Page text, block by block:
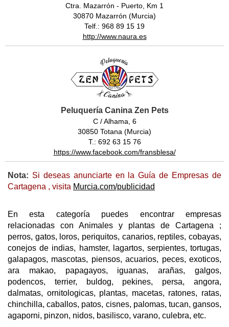
Ctra. Mazarrón - Puerto, Km 1
30870 Mazarrón (Murcia)
Telf.: 968 89 15 19
http://www.naura.es
Peluquería Canina Zen Pets
C / Alhama, 6
30850 Totana (Murcia)
T.: 692 63 15 76
https://www.facebook.com/fransblesa/
Nota: Si deseas anunciarte en la Guía de Empresas de
Cartagena , visita Murcia.com/publicidad
En esta categoría puedes encontrar empresas
relacionadas con Animales y plantas de Cartagena ;
perros, gatos, loros, periquitos, canarios, reptiles, cobayas,
conejos de indias, hamster, lagartos, serpientes, tortugas,
galapagos, mascotas, piensos, acuarios, peces, exoticos,
ara makao, papagayos, iguanas, arañas, galgos,
podencos, terrier, buldog, pekines, persa, angora,
dalmatas, ornitologicas, plantas, macetas, ratones, ratas,
chinchilla, caballos, patos, cisnes, palomas, tucan, gansos,
agaporni, pinzon, nidos, basilisco, varano, culebra, etc.